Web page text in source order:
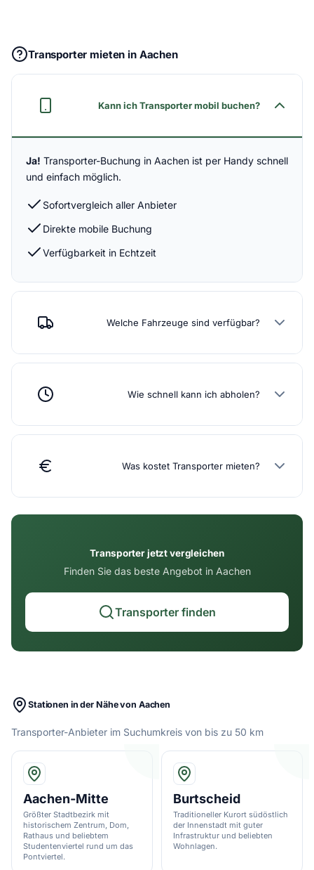
Transporter mieten in Aachen
Kann ich Transporter mobil buchen?
Ja! Transporter-Buchung in Aachen ist per Handy schnell
und einfach möglich.
Sofortvergleich aller Anbieter
Direkte mobile Buchung
Verfügbarkeit in Echtzeit
Welche Fahrzeuge sind verfügbar?
Wie schnell kann ich abholen?
Was kostet Transporter mieten?
Transporter jetzt vergleichen
Finden Sie das beste Angebot in Aachen
Transporter finden
Stationen in der Nähe von Aachen
Transporter-Anbieter im Suchumkreis von bis zu 50 km
Aachen-Mitte
Größter Stadtbezirk mit
historischem Zentrum, Dom,
Rathaus und beliebtem
Studentenviertel rund um das
Pontviertel.
Burtscheid
Traditioneller Kurort südöstlich
der Innenstadt mit guter
Infrastruktur und beliebten
Wohnlagen.